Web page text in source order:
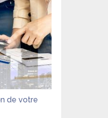
de votre